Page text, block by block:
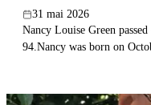
31 mai 2026
Nancy Louise Green
94.Nancy was born on